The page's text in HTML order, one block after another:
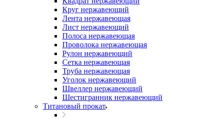
Круг нержавеющий
Лента нержавеющая
Лист нержавеющий
Полоса нержавеющая
Проволока нержавеющая
Рулон нержавеющий
Сетка нержавеющая
Труба нержавеющая
Уголок нержавеющий
Швеллер нержавеющий
Шестигранник нержавеющий
Титановый прокат